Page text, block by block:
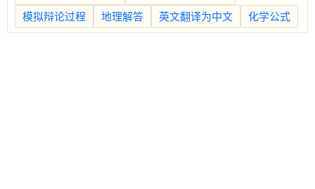
模拟辩论过程
地理解答 英文翻译为中文 化学公式